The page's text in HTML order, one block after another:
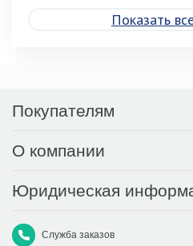
Показать
Покупателям
О компании
Юридическая
Служба заказов